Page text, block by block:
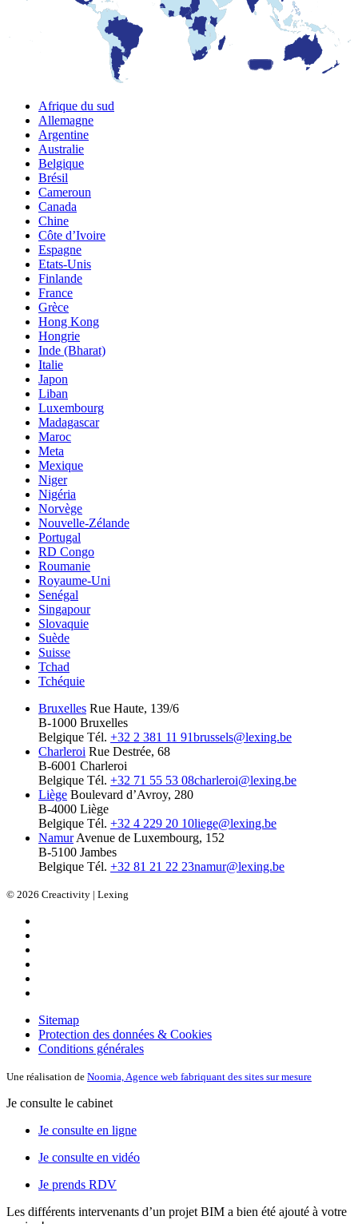
Afrique du sud
Allemagne
Argentine
Australie
Belgique
Brésil
Cameroun
Canada
Chine
Côte d’Ivoire
Espagne
Etats-Unis
Finlande
France
Grèce
Hong Kong
Hongrie
Inde (Bharat)
Italie
Japon
Liban
Luxembourg
Madagascar
Maroc
Meta
Mexique
Niger
Nigéria
Norvège
Nouvelle-Zélande
Portugal
RD Congo
Roumanie
Royaume-Uni
Senégal
Singapour
Slovaquie
Suède
Suisse
Tchad
Tchéquie
Bruxelles Rue Haute, 139/6
B-1000 Bruxelles
Belgique Tél. +32 2 381 11 91brussels@lexing.be
Charleroi Rue Destrée, 68
B-6001 Charleroi
Belgique Tél. +32 71 55 53 08charleroi@lexing.be
Liège Boulevard d’Avroy, 280
B-4000 Liège
Belgique Tél. +32 4 229 20 10liege@lexing.be
Namur Avenue de Luxembourg, 152
B-5100 Jambes
Belgique Tél. +32 81 21 22 23namur@lexing.be
© 2026 Creactivity | Lexing
Sitemap
Protection des données & Cookies
Conditions générales
Une réalisation de Noomia, Agence web fabriquant des sites sur mesure
Je consulte le cabinet
Je consulte en ligne
Je consulte en vidéo
Je prends RDV
Les différents intervenants d’un projet BIM a bien été ajouté à votre